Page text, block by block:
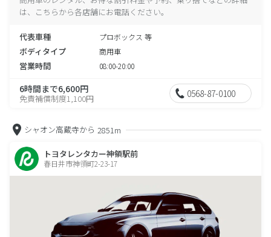
は、こちらから各店舗にお電話ください。
代表車種 プロボックス 等
ボディタイプ 商用車
営業時間 08:00-20:00
6時間まで6,600円
免責補償制度1,100円 0568-87-0100
シャオン高蔵寺から 2851m
トヨタレンタカー神領駅前
春日井市神領町2-23-17